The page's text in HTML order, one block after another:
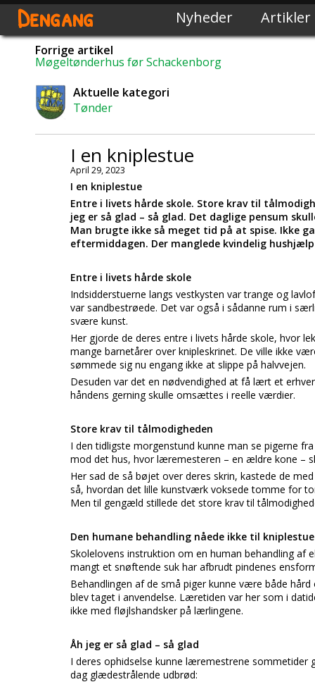
Dengang Nyheder Artikler
Forrige artikel
Møgeltønderhus før Schackenborg
Aktuelle kategori
Tønder
I en kniplestue
April 29, 2023
I en kniplestue
Entre i livets hårde skole. Store krav til
jeg er så glad – så glad. Det daglige pensum
Man brugte ikke så meget tid på at spise. Ikke
eftermiddagen. Der manglede kvindelig
Entre i livets hårde skole
Indsidderstuerne langs vestkysten var trange og
var sandbestrøede. Det var også i sådanne rum i
svære kunst.
Her gjorde de deres entre i livets hårde skole, hvor
mange barnetårer over knipleskrinet. De ville ikke
sømmede sig nu engang ikke at slippe på halvvejen.
Desuden var det en nødvendighed at få lært et
håndens gerning skulle omsættes i reelle værdier.
Store krav til tålmodigheden
I den tidligste morgenstund kunne man se pigerne
mod det hus, hvor læremesteren – en ældre kone –
Her sad de så bøjet over deres skrin, kastede de
så, hvordan det lille kunstværk voksede tomme for
Men til gengæld stillede det store krav til
Den humane behandling nåede ikke til
Skolelovens instruktion om en human behandling af
mangt et snøftende suk har afbrudt pindenes
Behandlingen af de små piger kunne være både
blev taget i anvendelse. Læretiden var her som i
ikke med fløjlshandsker på lærlingene.
Åh jeg er så glad – så glad
I deres ophidselse kunne læremestrene sommetider
dag glædestrålende udbrød: